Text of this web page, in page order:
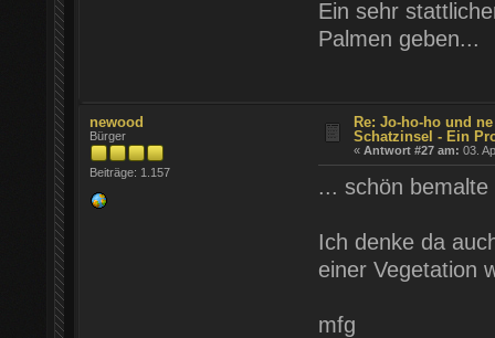
Ein sehr
Palmen geben...
newood
Bürger
Beiträge: 1.157
Re: Jo-ho-ho und
Schatzinsel - Ein
«Antwort #27 am: 03.
... schön bemalte
Ich denke da
einer Vegetation
mfg